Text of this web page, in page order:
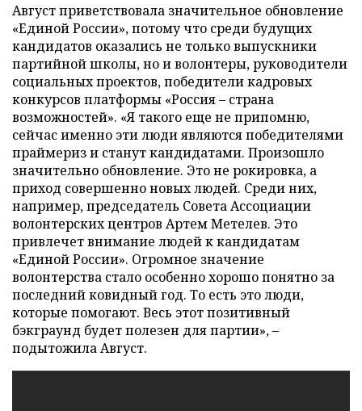
Август приветствовала значительное обновление
«Единой России», потому что среди будущих
кандидатов оказались не только выпускники
партийной школы, но и волонтеры, руководители
социальных проектов, победители кадровых
конкурсов платформы «Россия – страна
возможностей». «Я такого еще не припомню,
сейчас именно эти люди являются победителями
праймериз и станут кандидатами. Произошло
значительно обновление. Это не рокировка, а
приход совершенно новых людей. Среди них,
например, председатель Совета Ассоциации
волонтерских центров Артем Метелев. Это
привлечет внимание людей к кандидатам
«Единой России». Огромное значение
волонтерства стало особенно хорошо понятно за
последний ковидный год. То есть это люди,
которые помогают. Весь этот позитивный
бэкграунд будет полезен для партии», –
подытожила Август.